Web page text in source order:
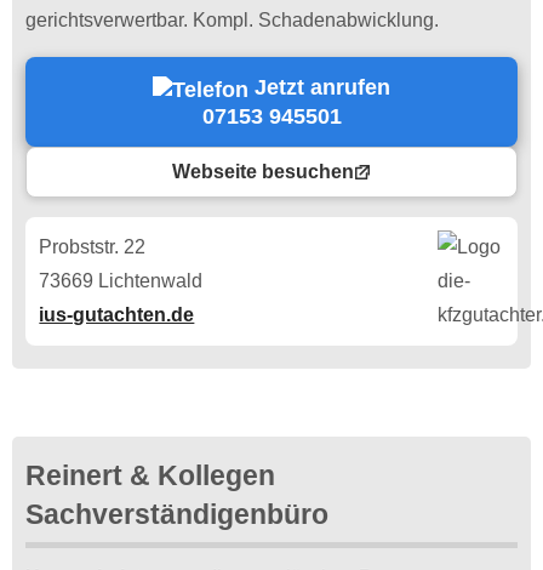
gerichtsverwertbar. Kompl. Schadenabwicklung.
Jetzt anrufen
07153 945501
Webseite besuchen
Probststr. 22
73669 Lichtenwald
ius-gutachten.de
Reinert & Kollegen
Sachverständigenbüro